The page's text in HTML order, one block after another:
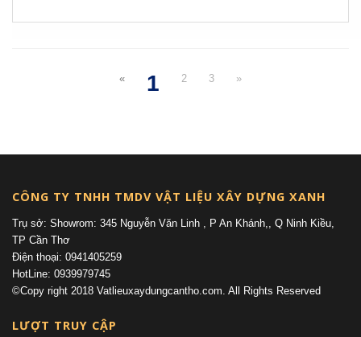
«
1
2 3 »
CÔNG TY TNHH TMDV VẬT LIỆU XÂY DỰNG XANH
Trụ sở: Showrom: 345 Nguyễn Văn Linh , P An Khánh,, Q Ninh Kiều,
TP Cần Thơ
Điện thoại: 0941405259
HotLine: 0939979745
©Copy right 2018 Vatlieuxaydungcantho.com. All Rights Reserved
LƯỢT TRUY CẬP